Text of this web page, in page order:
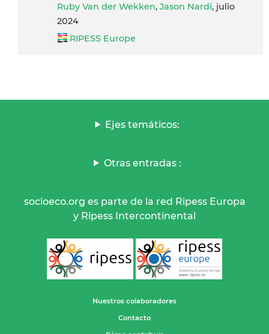
Ruby Van der Wekken, Jason Nardi, julio
2024
RIPESS Europe
Ejes temáticos:
Otras entradas :
socioeco.org es parte de la red Ripess Europa
y Ripess Intercontinental
Nuestros colaboradores
Contacto